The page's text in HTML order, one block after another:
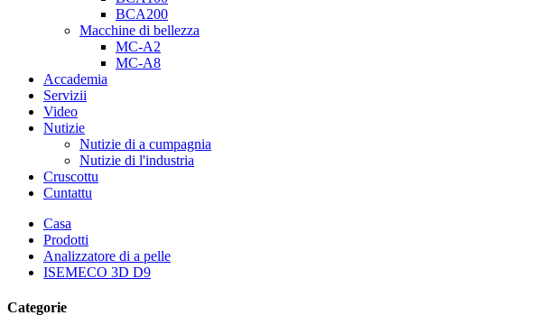
BCA200
Macchine di bellezza
MC-A2
MC-A8
Accademia
Servizii
Video
Nutizie
Nutizie di a cumpagnia
Nutizie di l'industria
Cruscottu
Cuntattu
Casa
Prodotti
Analizzatore di a pelle
ISEMECO 3D D9
Categorie